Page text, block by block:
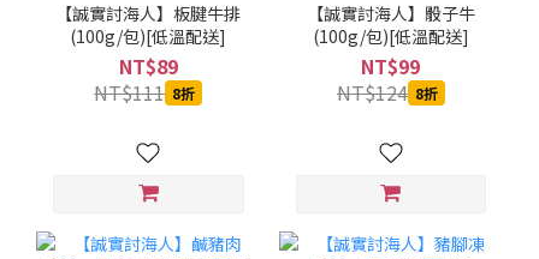
【誠實討海人】板腱牛排
(100g/包)[低溫配送]
NT$89
NT$111 8折
【誠實討海人】骰子牛
(100g/包)[低溫配送]
NT$99
NT$124 8折